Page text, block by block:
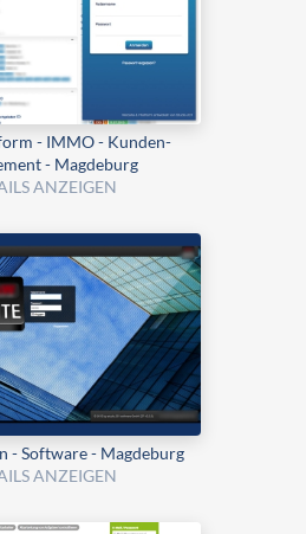
- IMMO - Kunden-
- Magdeburg
ANZEIGEN
- Software - Magdeburg
ANZEIGEN